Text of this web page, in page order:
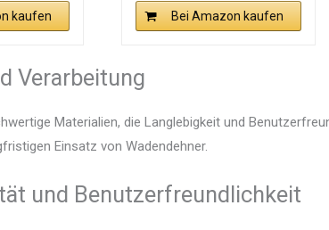
kaufen Bei Amazon kaufen
Verarbeitung
Materialien, die Langlebigkeit und
Einsatz von Wadendehner.
und Benutzerfreundlichkeit